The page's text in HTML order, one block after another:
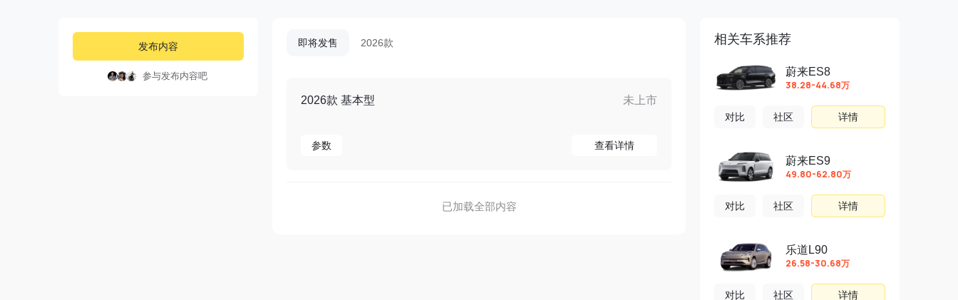
发布内容
参与发布内容吧
即将发售 2026款
2026款 基本型 未上市
参数 查看详情
已加载全部内容
相关车系推荐
蔚来ES8
38.28-44.68万
对比 社区 详情
蔚来ES9
49.80-62.80万
对比 社区 详情
乐道L90
26.58-30.68万
对比 社区 详情